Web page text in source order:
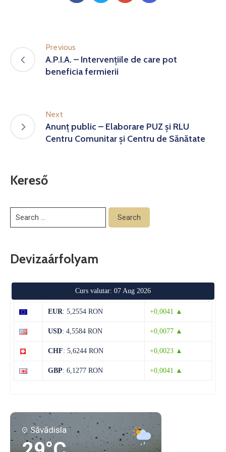
Previous
A.P.I.A. – Intervențiile de care pot
beneficia fermierii
Next
Anunț public – Elaborare PUZ și RLU
Centru Comunitar și Centru de Sănătate
Kereső
Devizaárfolyam
Curs valutar: 07 Aug 2026
EUR: 5,2554 RON +0,0041 ▲
USD: 4,5584 RON +0,0077 ▲
CHF: 5,6244 RON +0,0023 ▲
GBP: 6,1277 RON +0,0041 ▲
Săvădisla